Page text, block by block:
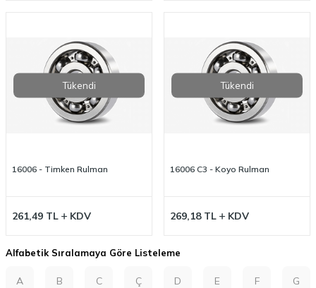
Tükendi
16006 - Timken Rulman
261,49 TL KDV
Tükendi
16006 C3 - Koyo Rulman
269,18TL KDV
Alfabetik Sıralamaya Göre Listeleme
A B C Ç D E F G